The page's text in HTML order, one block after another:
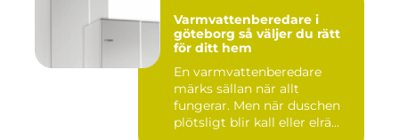
Varmvattenberedare i
göteborg så väljer du rätt
för ditt hem
En varmvattenberedare
märks sällan när allt
fungerar. Men när duschen
plötsligt blir kall eller elrä...